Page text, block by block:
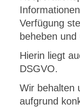
Verfügung
beheben
Hierin liegt
DSGVO.
Wir behalten
aufgrund